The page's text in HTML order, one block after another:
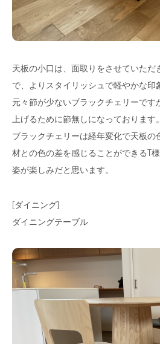
天板の小口は、面取りをさせていただ
で、よりスタイリッシュで軽やかな印
元々節が少ないブラックチェリーで
上げるために節無しになっております。
ブラックチェリーは経年変化で天板
材との色の差を感じることができるT
姿が楽しみだと思います。
[ダイニング]
ダイニングテーブル